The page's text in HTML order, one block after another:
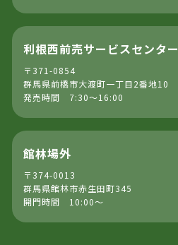
利根西前売サービスセンター
〒371-0854
群馬県前橋市大渡町一丁目2番地10
発売時間 7:30～16:00
館林場外
〒374-0013
群馬県館林市赤生田町345
開門時間 10:00～